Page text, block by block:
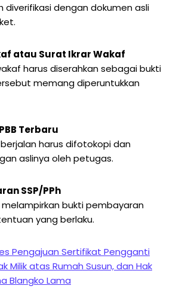
diverifikasi dengan dokumen asli
atau Surat Ikrar Wakaf
harus diserahkan sebagai bukti
memang diperuntukkan
Terbaru
berjalan harus difotokopi dan
aslinya oleh petugas.
SSP/PPh
bukti pembayaran
yang berlaku.
Pengajuan Sertifikat Pengganti
Milik atas Rumah Susun, dan Hak
Blangko Lama